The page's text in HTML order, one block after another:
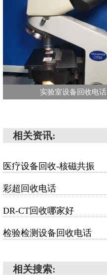
实验室设备回收电话
相关资讯:
医疗设备回收-核磁共振
彩超回收电话
DR-CT回收哪家好
检验检测设备回收电话
相关搜索: